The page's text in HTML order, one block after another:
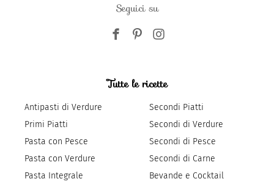
Seguici su
Tutte le ricette
Antipasti di Verdure
Primi Piatti
Pasta con Pesce
Pasta con Verdure
Pasta Integrale
Secondi Piatti
Secondi di Verdure
Secondi di Pesce
Secondi di Carne
Bevande e Cocktail